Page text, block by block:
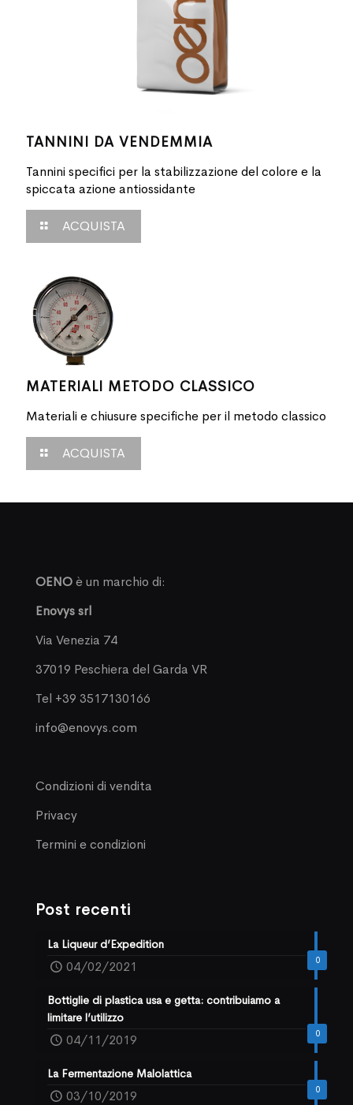
TANNINI DA VENDEMMIA
Tannini specifici per la stabilizzazione del colore e la
spiccata azione antiossidante
ACQUISTA
MATERIALI METODO CLASSICO
Materiali e chiusure specifiche per il metodo classico
ACQUISTA
OENOè un marchio di:
Enovys srl
Via Venezia 74
37019 Peschiera del Garda VR
Tel +39 3517130166
info@enovys.com
Condizioni di vendita
Privacy
Termini e condizioni
Post recenti
0
La Liqueur d’Expedition
04/02/2021
0
Bottiglie di plastica usa e getta: contribuiamo a
limitare l’utilizzo
04/11/2019
0
La Fermentazione Malolattica
03/10/2019